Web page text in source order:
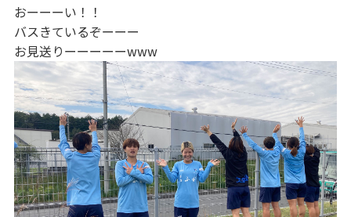
おーーーい！！
バスきているぞーーー
お見送りーーーーーwww